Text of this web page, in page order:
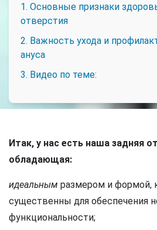
1. Основные признаки
отверстия
2. Важность ухода и
ануса
3. Видео по теме:
Итак, у нас есть наша задняя
обладающая:
идеальным размером и формой,
существенны для обеспечения
функциональности;